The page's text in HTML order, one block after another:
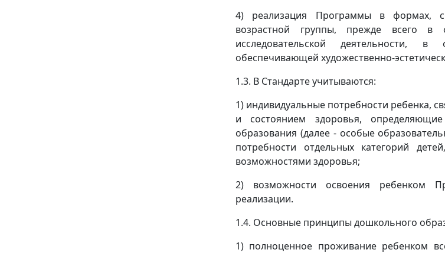
4) реализация Программы в формах,
возрастной группы, прежде всего в
исследовательской деятельности,
обеспечивающей художественно-
1.3. В Стандарте учитываются:
1) индивидуальные потребности ребенка,
и состоянием здоровья,
образования (далее - особые
потребности отдельных категорий
возможностями здоровья;
2) возможности освоения ребенком
реализации.
1.4. Основные принципы дошкольного
1) полноценное проживание ребенком